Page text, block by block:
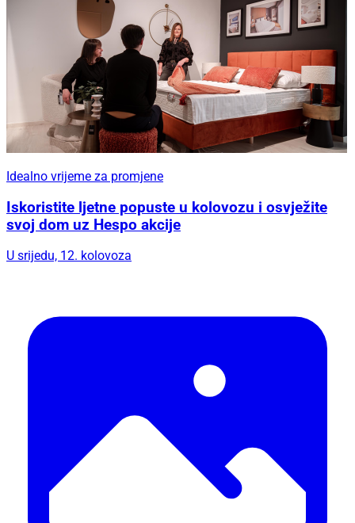
Idealno vrijeme za promjene
Iskoristite ljetne popuste u kolovozu i osvježite
svoj dom uz Hespo akcije
U srijedu, 12. kolovoza